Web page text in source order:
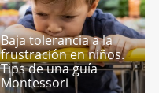
Baja tolerancia a la
frustración en niños.
Tips de una guía
Montessori